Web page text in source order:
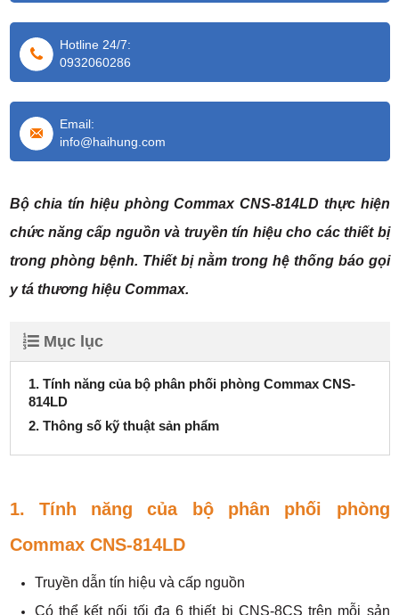
Hotline 24/7:
0932060286
Email:
info@haihung.com
Bộ chia tín hiệu phòng Commax CNS-814LD thực hiện
chức năng cấp nguồn và truyền tín hiệu cho các thiết bị
trong phòng bệnh. Thiết bị nằm trong hệ thống báo gọi
y tá thương hiệu Commax.
Mục lục
1. Tính năng của bộ phân phối phòng Commax CNS-
814LD
2. Thông số kỹ thuật sản phẩm
1. Tính năng của bộ phân phối phòng
Commax CNS-814LD
Truyền dẫn tín hiệu và cấp nguồn
Có thể kết nối tối đa 6 thiết bị CNS-8CS trên mỗi sản